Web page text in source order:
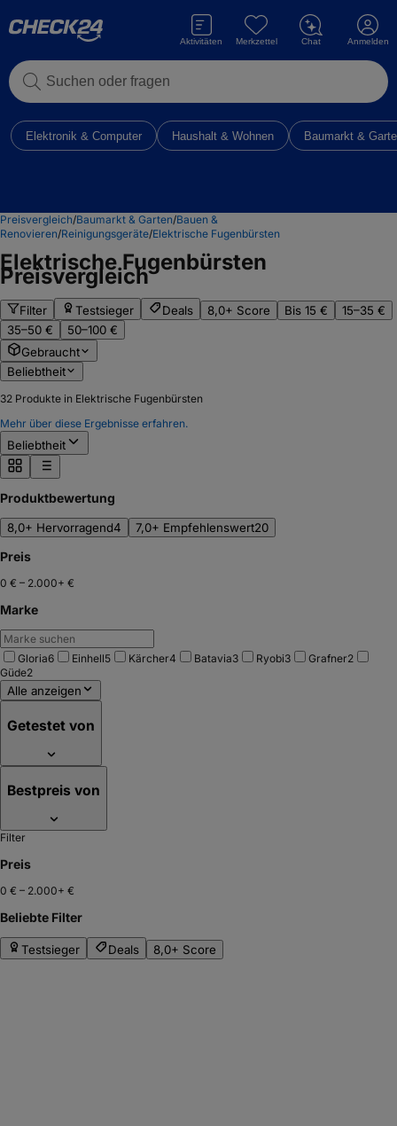
Suchen oder fragen
Aktivitäten Merkzettel Chat Anmelden
Elektronik & Computer Haushalt & Wohnen Baumarkt &
Preisvergleich/Baumarkt & Garten/Bauen &
Renovieren/Reinigungsgeräte/Elektrische Fugenbürsten
Elektrische Fugenbürsten
Preisvergleich
Filter Testsieger Deals 8,0+ Score Bis 15 €
15–35 €
35–50 €
50–100 €
Gebraucht
Beliebtheit
32 Produkte in Elektrische Fugenbürsten
Mehr über diese Ergebnisse erfahren.
Beliebtheit
Produktbewertung
8,0+ Hervorragend4 7,0+ Empfehlenswert20
Preis
0 € – 2.000+ €
Marke
Gloria6 Einhell5 Kärcher4 Batavia3 Ryobi3 Grafner2
Güde2
Alle anzeigen
Getestet von
Bestpreis von
Filter
Preis
0 € – 2.000+ €
Beliebte Filter
Testsieger Deals 8,0+ Score